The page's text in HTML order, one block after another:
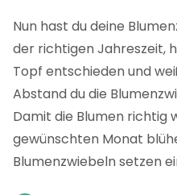
Nun hast du deine
der richtigen Jahreszeit,
Topf entschieden und
Abstand du die
Damit die Blumen richtig
gewünschten Monat
Blumenzwiebeln setzen